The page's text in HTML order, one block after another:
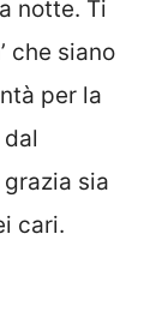
notte. Ti
che siano
per la
sia
cari.